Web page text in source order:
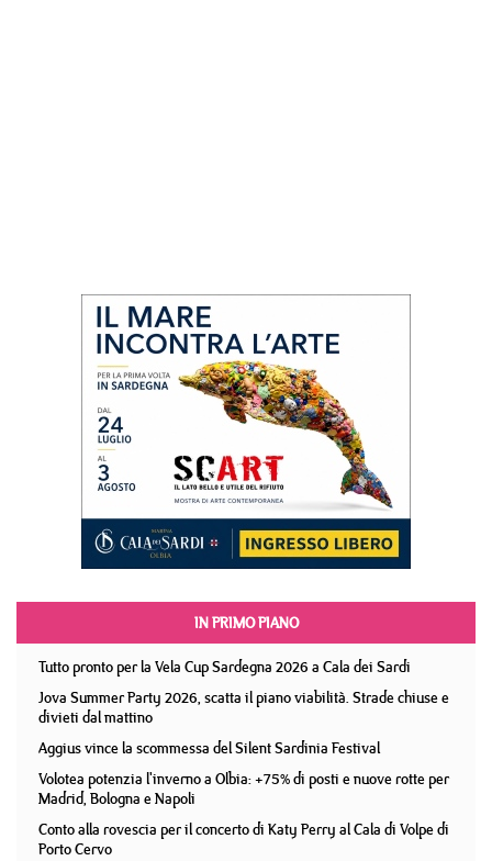
IN PRIMO PIANO
Tutto pronto per la Vela Cup Sardegna 2026 a Cala dei Sardi
Jova Summer Party 2026, scatta il piano viabilità. Strade chiuse e
divieti dal mattino
Aggius vince la scommessa del Silent Sardinia Festival
Volotea potenzia l'inverno a Olbia: +75% di posti e nuove rotte per
Madrid, Bologna e Napoli
Conto alla rovescia per il concerto di Katy Perry al Cala di Volpe di
Porto Cervo